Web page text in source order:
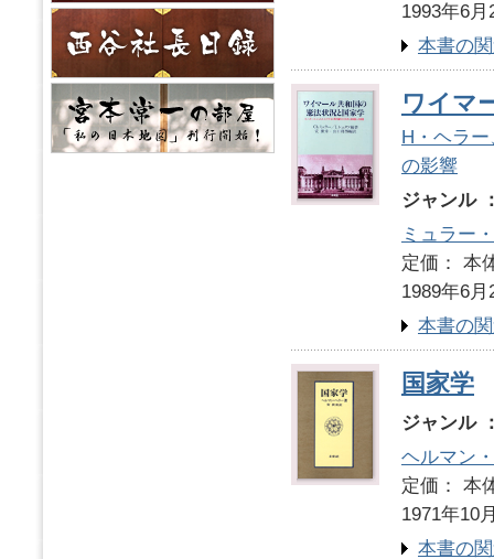
1993年6月
本書の
ワイマ
H・ヘラ
の影響
ジャンル
ミュラー・
定価：
1989年6月
本書の
国家学
ジャンル
ヘルマン
定価：
1971年10
本書の